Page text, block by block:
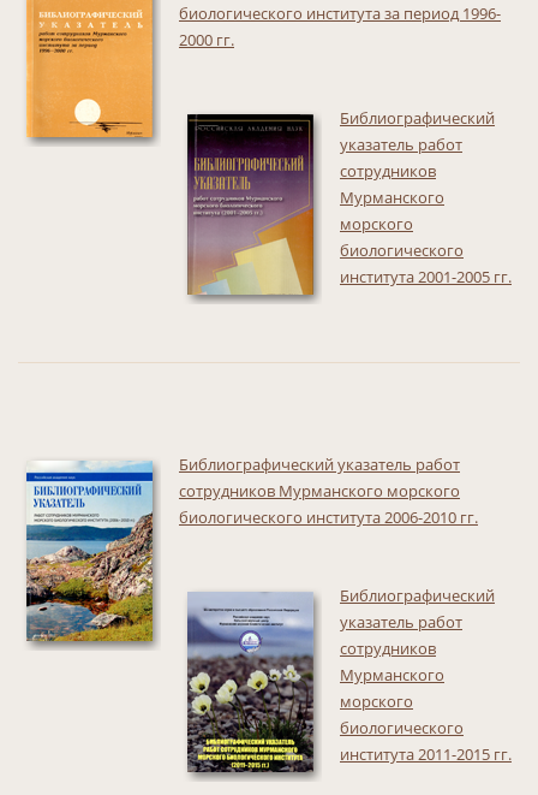
биологического института за период 1996-
2000 гг.
Библиографический
указатель работ
сотрудников
Мурманского
морского
биологического
института 2001-2005 гг.
Библиографический указатель работ
сотрудников Мурманского морского
биологического института 2006-2010 гг.
Библиографический
указатель работ
сотрудников
Мурманского
морского
биологического
института 2011-2015 гг.